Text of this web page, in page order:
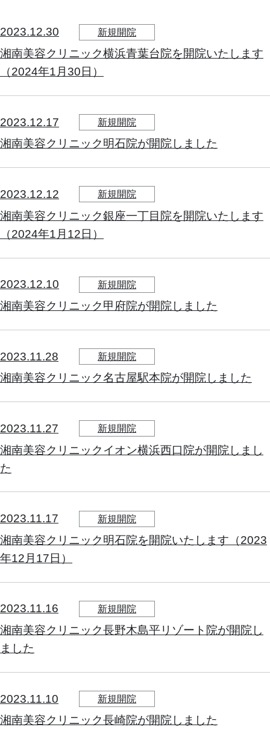
2023.12.30 新規開院
湘南美容クリニック横浜青葉台院を開院いたします
（2024年1月30日）
2023.12.17 新規開院
湘南美容クリニック明石院が開院しました
2023.12.12 新規開院
湘南美容クリニック銀座一丁目院を開院いたします
（2024年1月12日）
2023.12.10 新規開院
湘南美容クリニック甲府院が開院しました
2023.11.28 新規開院
湘南美容クリニック名古屋駅本院が開院しました
2023.11.27 新規開院
湘南美容クリニックイオン横浜西口院が開院しまし
た
2023.11.17 新規開院
湘南美容クリニック明石院を開院いたします（2023
年12月17日）
2023.11.16 新規開院
湘南美容クリニック長野木島平リゾート院が開院し
ました
2023.11.10 新規開院
湘南美容クリニック長崎院が開院しました